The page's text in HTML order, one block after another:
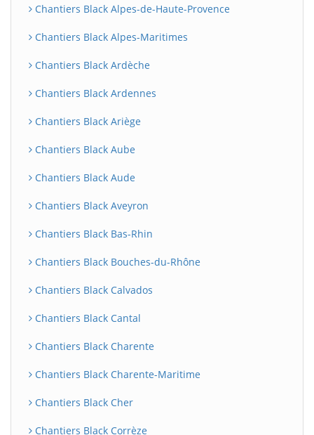
Chantiers Black Alpes-de-Haute-Provence
Chantiers Black Alpes-Maritimes
Chantiers Black Ardèche
Chantiers Black Ardennes
Chantiers Black Ariège
Chantiers Black Aube
Chantiers Black Aude
Chantiers Black Aveyron
Chantiers Black Bas-Rhin
Chantiers Black Bouches-du-Rhône
Chantiers Black Calvados
Chantiers Black Cantal
Chantiers Black Charente
Chantiers Black Charente-Maritime
Chantiers Black Cher
Chantiers Black Corrèze